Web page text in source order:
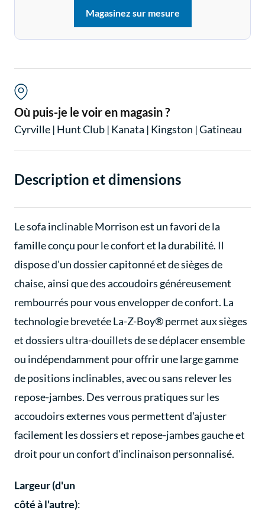
Magasinez sur mesure
Où puis-je le voir en magasin ?
Cyrville | Hunt Club | Kanata | Kingston |Gatineau
Description et dimensions
Le sofa inclinable Morrison est un favori de la
famille conçu pour le confort et la durabilité. Il
dispose d'un dossier capitonné et de sièges de
chaise, ainsi que des accoudoirs généreusement
rembourrés pour vous envelopper de confort. La
technologie brevetée La-Z-Boy® permet aux sièges
et dossiers ultra-douillets de se déplacer ensemble
ou indépendamment pour offrir une large gamme
de positions inclinables, avec ou sans relever les
repose-jambes. Des verrous pratiques sur les
accoudoirs externes vous permettent d'ajuster
facilement les dossiers et repose-jambes gauche et
droit pour un confort d'inclinaison personnalisé.
Largeur (d'un
côté à l'autre):